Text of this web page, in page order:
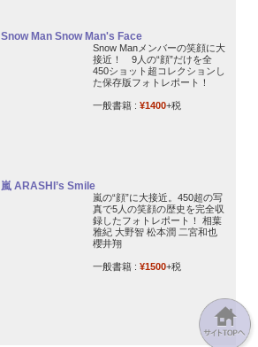
Snow Man Snow Man's Face
Snow Manメンバーの笑顔に大
接近！ 9人の“顔”だけを全
450ショット超コレクションし
た保存版フォトレポート！
一般書籍 : ¥1400+税
嵐 ARASHI’s Smile
嵐の“顔”に大接近。450超の写
真で5人の笑顔の歴史を完全収
録したフォトレポート！ 相葉
雅紀 大野智 松本潤 二宮和也
櫻井翔
一般書籍 : ¥1500+税